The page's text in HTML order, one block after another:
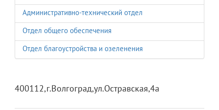
Административно-технический отдел
Отдел общего обеспечения
Отдел благоустройства и озеленения
400112,г.Волгоград,ул.Остравская,4а